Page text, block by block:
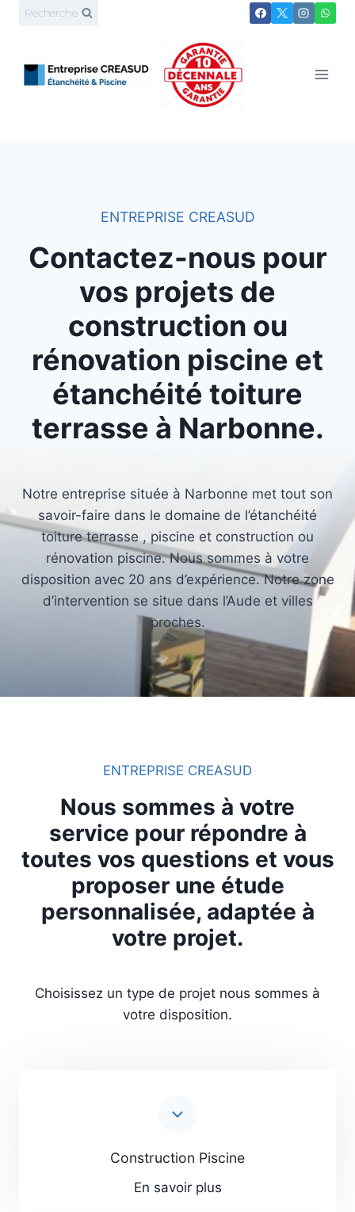
AllerRecherche
ENTREPRISE CREASUD
Contactez-nous pour
vos projets de
construction ou
rénovation piscine et
étanchéité toiture
terrasse à Narbonne.
Notre entreprise située à Narbonne met tout son
savoir-faire dans le domaine de l’étanchéité
toiture terrasse , piscine et construction ou
rénovation piscine. Nous sommes à votre
disposition avec 20 ans d’expérience. Notre zone
d’intervention se situe dans l’Aude et villes
proches.
ENTREPRISE CREASUD
Nous sommes à votre
service pour répondre à
toutes vos questions et vous
proposer une étude
personnalisée, adaptée à
votre projet.
Choisissez un type de projet nous sommes à
votre disposition.
Construction Piscine
En savoir plus